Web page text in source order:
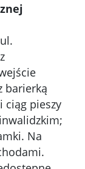
barierką
ciąg pieszy
Na